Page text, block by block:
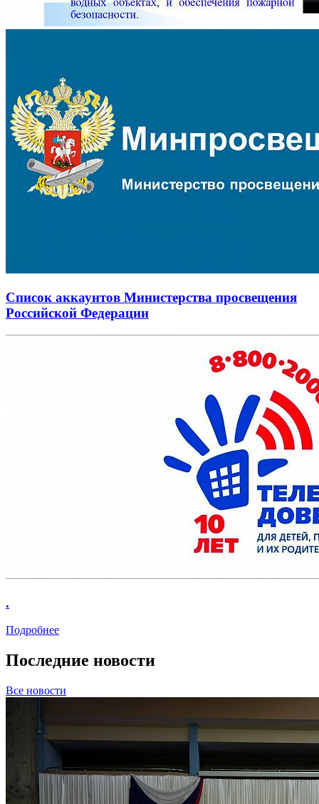
Список аккаунтов Министерства просвещения
Российской Федерации
.
Подробнее
Последние новости
Все новости